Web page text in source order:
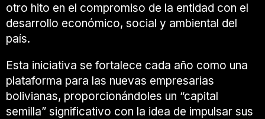
otro hito en el compromiso de la entidad con el
desarrollo económico, social y ambiental del
país.
Esta iniciativa se fortalece cada año como una
plataforma para las nuevas empresarias
bolivianas, proporcionándoles un “capital
semilla” significativo con la idea de impulsar sus